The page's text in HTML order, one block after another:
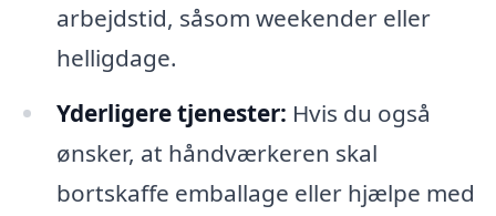
arbejdstid, såsom weekender eller
helligdage.
Yderligere tjenester: Hvis du også
ønsker, at håndværkeren skal
bortskaffe emballage eller hjælpe med